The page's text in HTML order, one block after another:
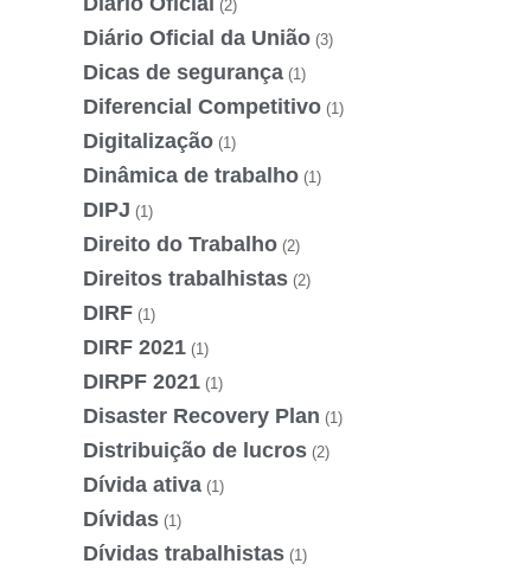
(2)
Diário Oficial da União (3)
Dicas de segurança (1)
Diferencial Competitivo (1)
Digitalização (1)
Dinâmica de trabalho (1)
DIPJ (1)
Direito do Trabalho (2)
Direitos trabalhistas (2)
DIRF (1)
DIRF 2021 (1)
DIRPF 2021 (1)
Disaster Recovery Plan (1)
Distribuição de lucros (2)
Dívida ativa (1)
Dívidas (1)
Dívidas trabalhistas (1)